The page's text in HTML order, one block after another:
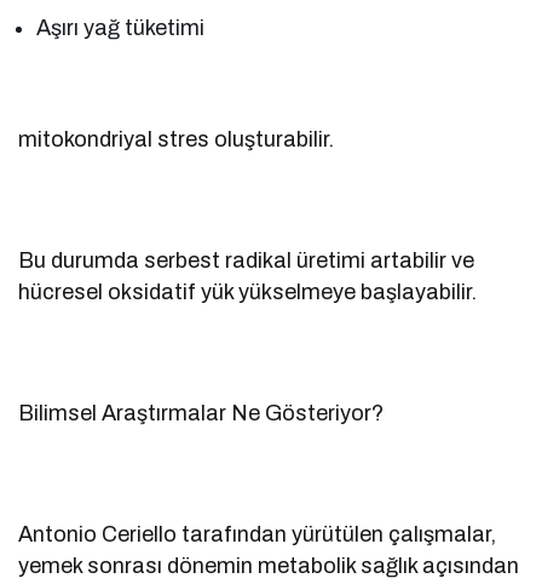
Aşırı yağ tüketimi
mitokondriyal stres oluşturabilir.
Bu durumda serbest radikal üretimi artabilir ve
hücresel oksidatif yük yükselmeye başlayabilir.
Bilimsel Araştırmalar Ne Gösteriyor?
Antonio Ceriello tarafından yürütülen çalışmalar,
yemek sonrası dönemin metabolik sağlık açısından